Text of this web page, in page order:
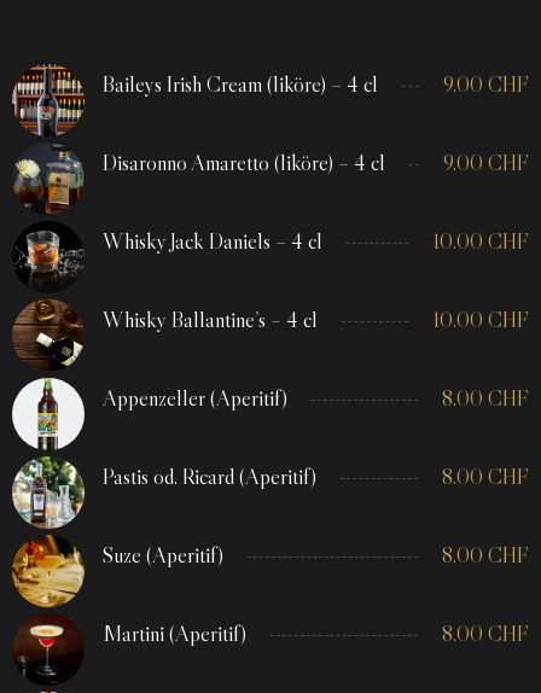
Baileys Irish Cream (liköre) – 4 cl 9.00 CHF
Disaronno Amaretto (liköre) – 4 cl 9.00 CHF
Whisky Jack Daniels – 4 cl 10.00 CHF
Whisky Ballantine’s – 4 cl 10.00 CHF
Appenzeller (Aperitif) 8.00 CHF
Pastis od. Ricard (Aperitif) 8.00 CHF
Suze (Aperitif) 8.00 CHF
Martini (Aperitif) 8.00 CHF